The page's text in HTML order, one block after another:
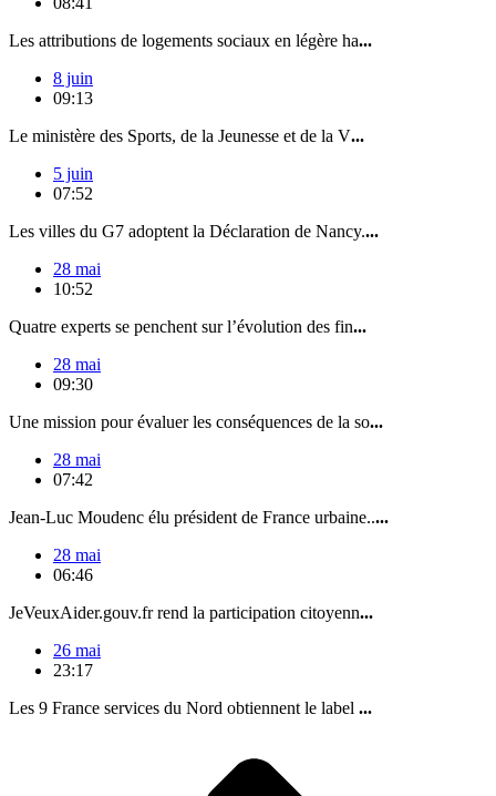
Les attributions de logements sociaux en légère ha...
8 juin
09:13
Le ministère des Sports, de la Jeunesse et de la V...
5 juin
07:52
Les villes du G7 adoptent la Déclaration de Nancy....
28 mai
10:52
Quatre experts se penchent sur l’évolution des fin...
28 mai
09:30
Une mission pour évaluer les conséquences de la so...
28 mai
07:42
Jean-Luc Moudenc élu président de France urbaine.....
28 mai
06:46
JeVeuxAider.gouv.fr rend la participation citoyenn...
26 mai
23:17
Les 9 France services du Nord obtiennent le label ...